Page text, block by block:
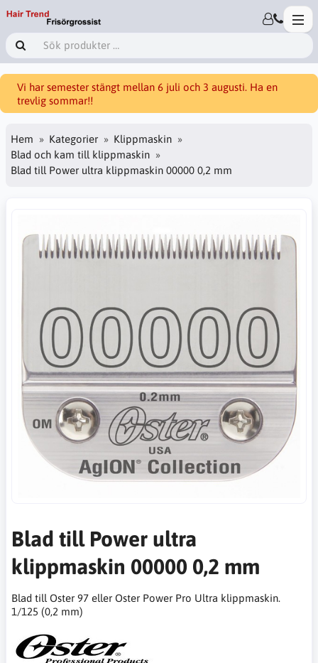
Vi har semester stängt mellan 6 juli och 3 augusti. Ha en
trevlig sommar!!
Hem Kategorier
Klippmaskin
Blad och kam till klippmaskin
Blad till Power ultra klippmaskin 00000 0,2 mm
Blad till Power ultra
klippmaskin 00000 0,2 mm
Blad till Oster 97 eller Oster Power Pro Ultra klippmaskin.
1/125 (0,2 mm)